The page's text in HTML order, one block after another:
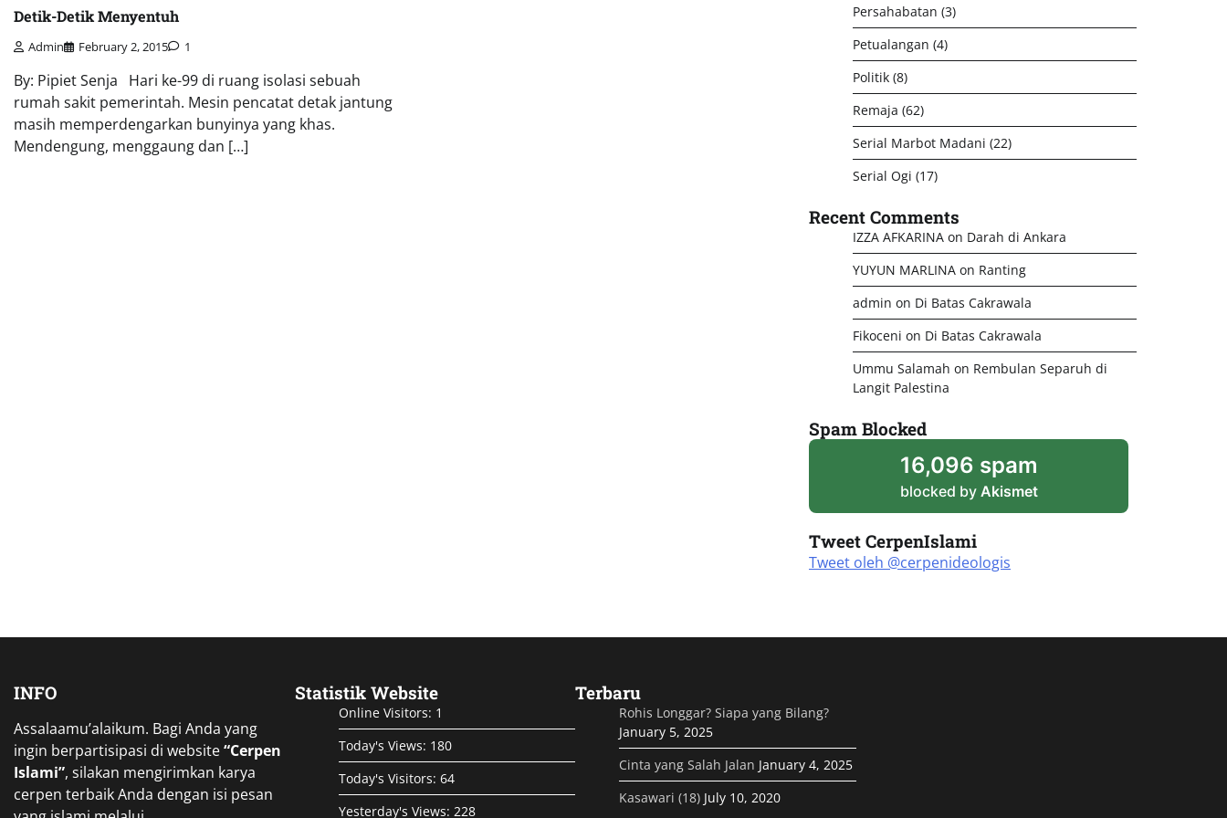
Detik-Detik Menyentuh
Admin February 2, 2015 1
By: Pipiet Senja Hari ke-99 di ruang isolasi sebuah
rumah sakit pemerintah. Mesin pencatat detak jantung
masih memperdengarkan bunyinya yang khas.
Mendengung, menggaung dan […]
Persahabatan (3)
Petualangan (4)
Politik (8)
Remaja (62)
Serial Marbot Madani (22)
Serial Ogi (17)
Recent Comments
IZZA AFKARINA on Darah di Ankara
YUYUN MARLINA on Ranting
admin on Di Batas Cakrawala
Fikoceni on Di Batas Cakrawala
Ummu Salamah on Rembulan Separuh di
Langit Palestina
Spam Blocked
16,096 spam
blocked by Akismet
Tweet CerpenIslami
Tweet oleh @cerpenideologis
INFO
Assalaamu’alaikum. Bagi Anda yang
ingin berpartisipasi di website“Cerpen
Islami”, silakan mengirimkan karya
cerpen terbaik Anda dengan isi pesan
Statistik Website
Online Visitors: 1
Today's Views: 180
Today's Visitors: 64
Yesterday's Views: 228
Terbaru
Rohis Longgar? Siapa yang Bilang?
January 5, 2025
Cinta yang Salah Jalan January 4, 2025
Kasawari (18) July 10, 2020